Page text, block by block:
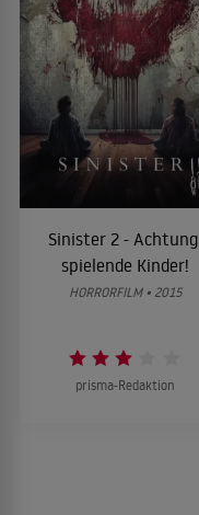
Sinister 2 - Achtung,
spielende Kinder!
HORRORFILM • 2015
prisma-Redaktion